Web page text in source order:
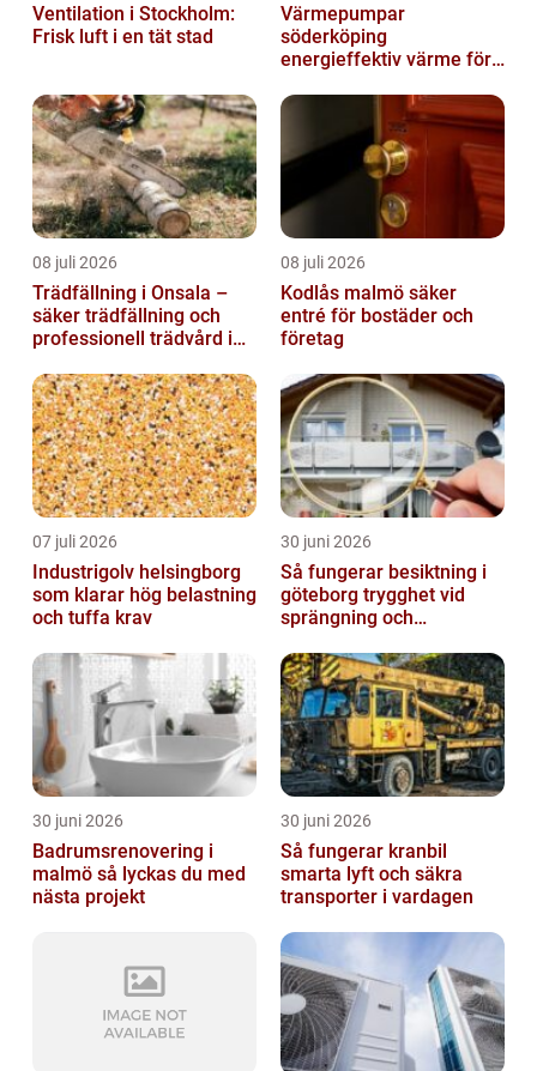
Ventilation i Stockholm:
Frisk luft i en tät stad
Värmepumpar
söderköping
energieffektiv värme för
08 juli 2026
Trädfällning i Onsala –
säker trädfällning och
professionell trädvård i
08 juli 2026
Kodlås malmö säker
entré för bostäder och
företag
07 juli 2026
Industrigolv helsingborg
som klarar hög belastning
och tuffa krav
30 juni 2026
Så fungerar besiktning i
göteborg trygghet vid
sprängning och
30 juni 2026
Badrumsrenovering i
malmö så lyckas du med
nästa projekt
30 juni 2026
Så fungerar kranbil
smarta lyft och säkra
transporter i vardagen